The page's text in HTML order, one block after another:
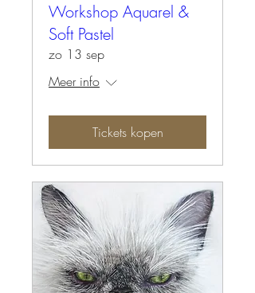
Workshop Aquarel &
Soft Pastel
zo 13 sep
Meer info
Tickets kopen